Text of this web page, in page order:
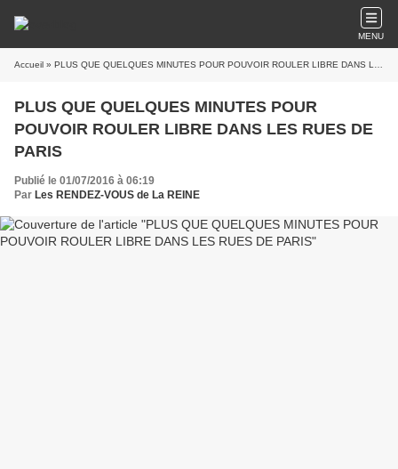
MENU
Accueil » PLUS QUE QUELQUES MINUTES POUR POUVOIR ROULER LIBRE DANS LES RUES DE PARIS
PLUS QUE QUELQUES MINUTES POUR
POUVOIR ROULER LIBRE DANS LES RUES DE
PARIS
Publié le 01/07/2016 à 06:19
Par Les RENDEZ-VOUS de La REINE